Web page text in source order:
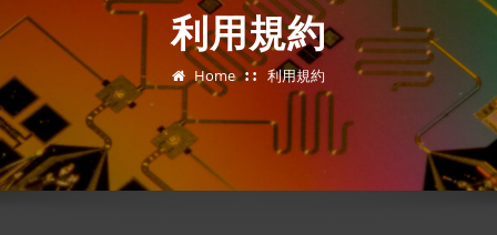
利用規約
Home 利用規約